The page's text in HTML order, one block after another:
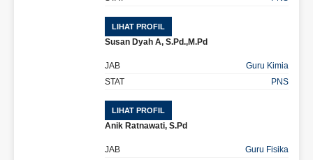
LIHAT PROFIL
Susan Dyah A, S.Pd.,M.Pd
JAB
Guru Kimia
STAT
PNS
LIHAT PROFIL
Anik Ratnawati, S.Pd
JAB
Guru Fisika